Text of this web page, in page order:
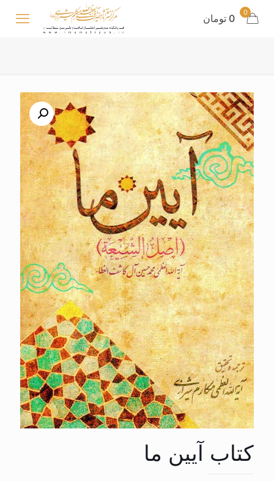
0
0 تومان
کتاب آیین ما